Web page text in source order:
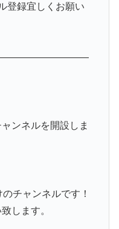
登録宜しくお願い
ンネルを開設しま
チャンネルです！
します。